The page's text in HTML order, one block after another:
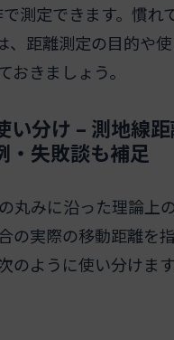
測定できます。慣れ
距離測定の目的や
きましょう。
分け – 測地線
・失敗談も補足
丸みに沿った理論上
の実際の移動距離を
ように使い分けます